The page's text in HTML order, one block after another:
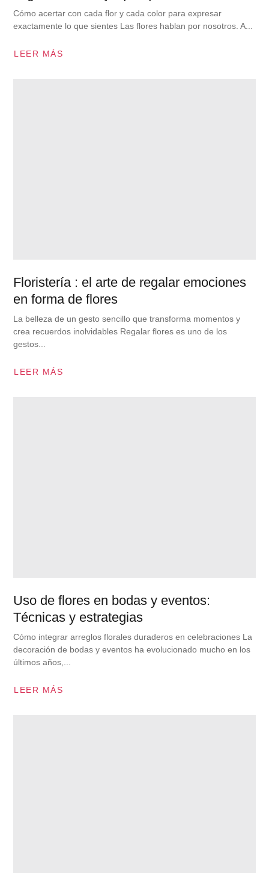
Cómo acertar con cada flor y cada color para expresar
exactamente lo que sientes Las flores hablan por nosotros. A...
LEER MÁS
Floristería : el arte de regalar emociones
en forma de flores
La belleza de un gesto sencillo que transforma momentos y
crea recuerdos inolvidables Regalar flores es uno de los
gestos...
LEER MÁS
Uso de flores en bodas y eventos:
Técnicas y estrategias
Cómo integrar arreglos florales duraderos en celebraciones La
decoración de bodas y eventos ha evolucionado mucho en los
últimos años,...
LEER MÁS